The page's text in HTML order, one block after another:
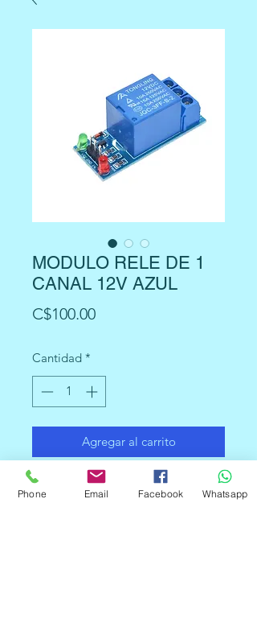
MODULO RELE DE 1
CANAL 12V AZUL
C$100.00Precio
Cantidad *
Agregar al carrito
Un módulo relé o relayes un
Phone Email Facebook Whatsapp